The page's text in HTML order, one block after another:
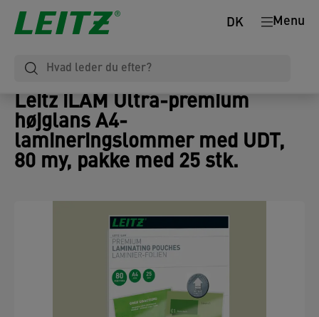
Menu
DK
Leitz iLAM Ultra-premium
højglans A4-
lamineringslommer med UDT,
80 my, pakke med 25 stk.